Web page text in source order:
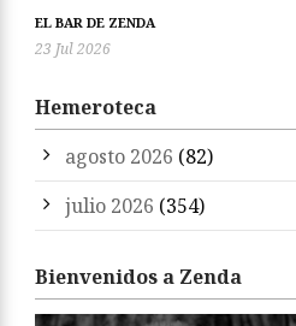
EL BAR DE ZENDA
23 Jul 2026
Hemeroteca
agosto 2026 (82)
julio 2026 (354)
Bienvenidos a Zenda